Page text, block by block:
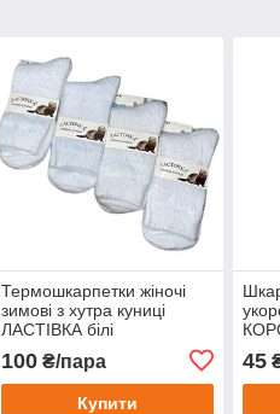
Термошкарпетки жіночі
зимові з хутра куниці
ЛАСТІВКА білі
100₴/пара
Купити
45